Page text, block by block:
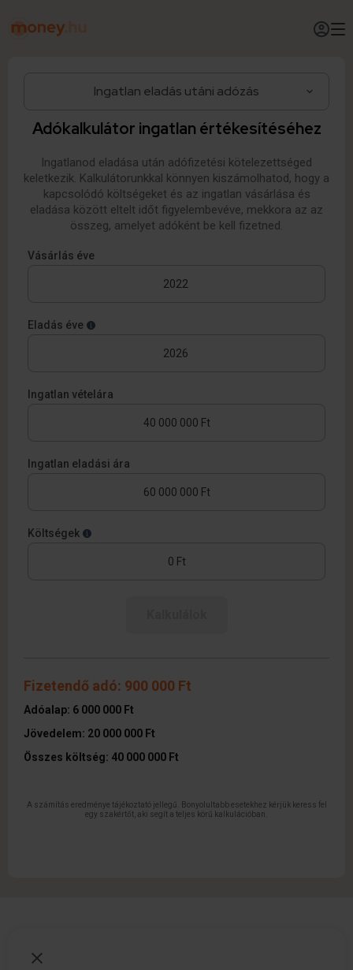
Adókalkulátor ingatlan értékesítéséhez
Ingatlanod eladása után adófizetési kötelezettséged
keletkezik. Kalkulátorunkkal könnyen kiszámolhatod, hogy a
kapcsolódó költségeket és az ingatlan vásárlása és
eladása között eltelt időt figyelembevéve, mekkora az az
összeg, amelyet adóként be kell fizetned.
Vásárlás éve
Eladás éve
Ingatlan vételára
Ingatlan eladási ára
Költségek
Fizetendő adó: 900 000 Ft
Adóalap: 6 000 000 Ft
Jövedelem: 20 000 000 Ft
Összes költség: 40 000 000 Ft
A számítás eredménye tájékoztató jellegű. Bonyolultabb esetekhez kérjük keress fel
egy szakértőt, aki segít a teljes körű kalkulációban.